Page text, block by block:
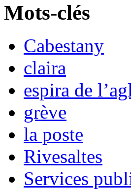
Mots-clés
Cabestany
claira
espira de
grève
la poste
Rivesaltes
Services